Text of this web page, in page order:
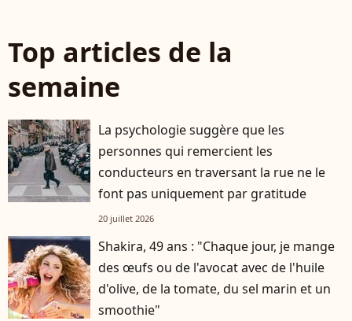
Top articles de la
semaine
La psychologie suggère que les
personnes qui remercient les
conducteurs en traversant la rue ne le
font pas uniquement par gratitude
20 juillet 2026
Shakira, 49 ans : "Chaque jour, je mange
des œufs ou de l'avocat avec de l'huile
d'olive, de la tomate, du sel marin et un
smoothie"